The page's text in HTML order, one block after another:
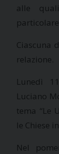
alle
Ciascuna
relazione.
Lunedì
Luciano
tema “Le
le Chiese
Nel